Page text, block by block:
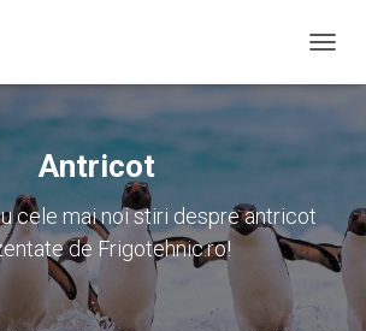
Antricot
cele mai noi stiri despre antricot
de Frigotehnic.ro!